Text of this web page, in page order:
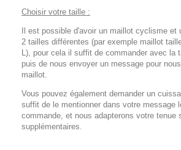
Choisir votre taille :
Il est possible d'avoir un maillot cyclisme et
2 tailles différentes (par exemple maillot
L), pour cela il suffit de commander avec la
puis de nous envoyer un message pour
maillot.
Vous pouvez également demander un
suffit de le mentionner dans votre message
commande, et nous adapterons votre tenue
supplémentaires.